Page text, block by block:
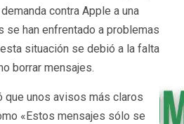
contra Apple a una
se han enfrentado a problemas
situación se debió a la falta
borrar mensajes.
que unos avisos más claros
«Estos mensajes sólo se